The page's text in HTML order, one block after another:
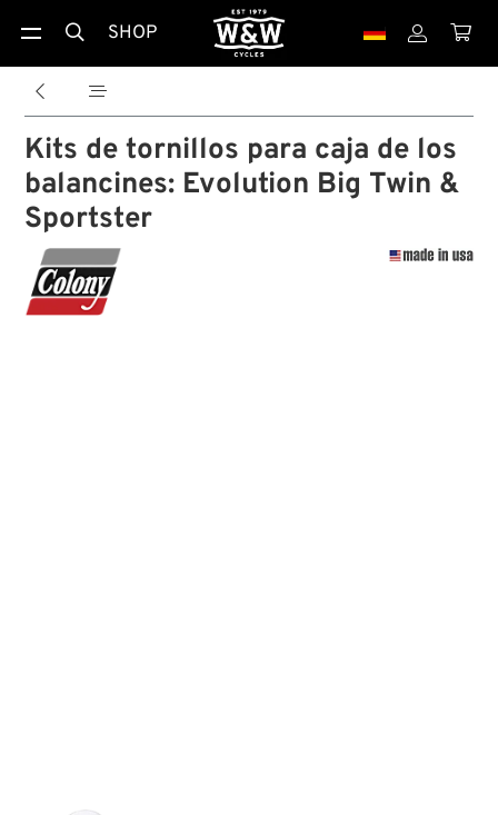
 SHOP  
 
Kits de tornillos para caja de los
balancines: Evolution Big Twin &
Sportster